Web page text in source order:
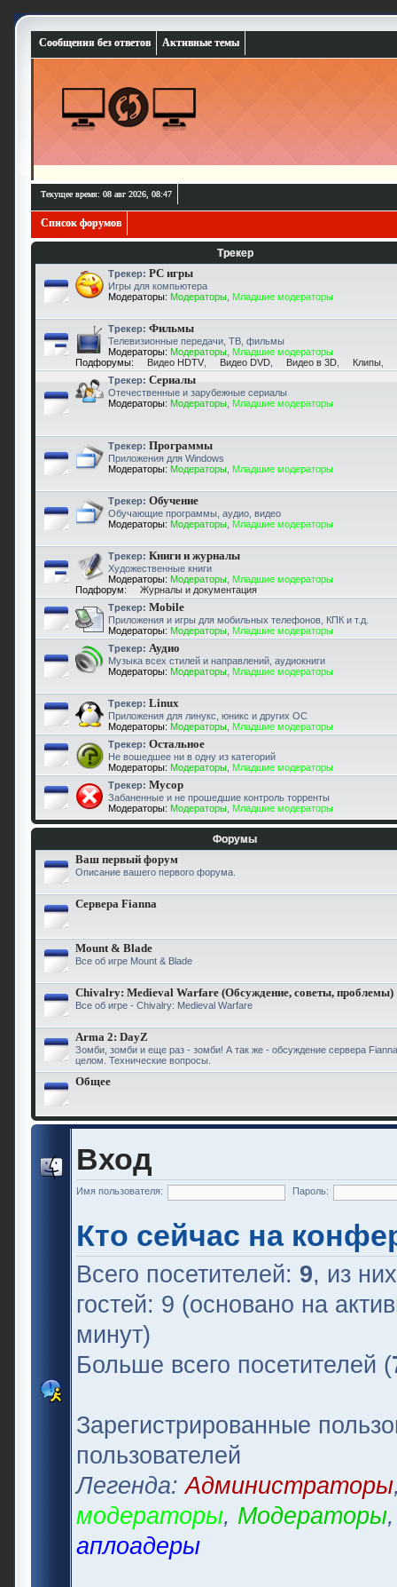
Сообщения без ответов Активные темы
Текущее время: 08 авг 2026, 08:47
Список форумов
Трекер
Трекер: PC игры
Игры для компьютера
Модераторы: Модераторы Младшие модераторы
Трекер: Фильмы
Телевизионные передачи, ТВ, фильмы
Модераторы: Модераторы Младшие модераторы
Подфорумы:
Видео HDTV Видео DVD Видео в 3D Клипы
Трекер: Сериалы
Отечественные и зарубежные сериалы
Модераторы: Модераторы Младшие модераторы
Трекер: Программы
Приложения для Windows
Модераторы: Модераторы Младшие модераторы
Трекер: Обучение
Обучающие программы, аудио, видео
Модераторы: Модераторы Младшие модераторы
Трекер: Книги и журналы
Художественные книги
Модераторы: Модераторы Младшие модераторы
Подфорум:
Журналы и документация
Трекер: Mobile
Приложения и игры для мобильных телефонов, КПК и т.д.
Модераторы: Модераторы Младшие модераторы
Трекер: Аудио
Музыка всех стилей и направлений, аудиокниги
Модераторы: Модераторы Младшие модераторы
Трекер: Linux
Приложения для линукс, юникс и других ОС
Модераторы: Модераторы Младшие модераторы
Трекер: Остальное
Не вошедшее ни в одну из категорий
Модераторы: Модераторы Младшие модераторы
Трекер: Мусор
Забаненные и не прошедшие контроль торренты
Модераторы: Модераторы Младшие модераторы
Форумы
Ваш первый форум
Описание вашего первого форума.
Сервера Fianna
Mount & Blade
Все об игре Mount & Blade
Chivalry: Medieval Warfare (Обсуждение, советы, проблемы)
Все об игре - Chivalry: Medieval Warfare
Arma 2: DayZ
Зомби, зомби и еще раз - зомби! А так же - обсуждение сервера
целом. Технические вопросы.
Общее
Вход
Имя пользователя: Пароль:
Кто сейчас на
Всего посетителей: 9, из
гостей: 9 (основано на
минут)
Больше всего посетителей (
Зарегистрированные
пользователей
Легенда:Администраторы
модераторы, Модераторы
аплоадеры